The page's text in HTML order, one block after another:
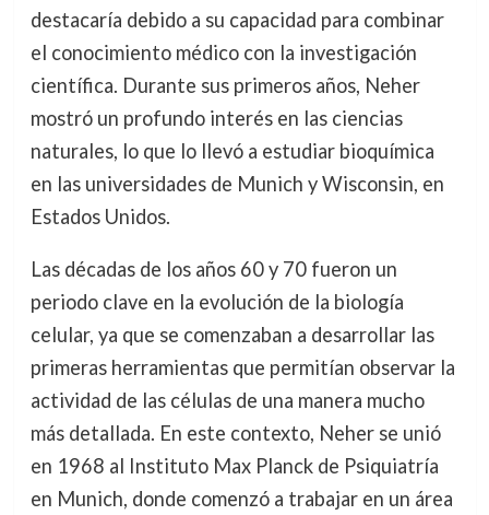
destacaría debido a su capacidad para combinar
el conocimiento médico con la investigación
científica. Durante sus primeros años, Neher
mostró un profundo interés en las ciencias
naturales, lo que lo llevó a estudiar bioquímica
en las universidades de Munich y Wisconsin, en
Estados Unidos.
Las décadas de los años 60 y 70 fueron un
periodo clave en la evolución de la biología
celular, ya que se comenzaban a desarrollar las
primeras herramientas que permitían observar la
actividad de las células de una manera mucho
más detallada. En este contexto, Neher se unió
en 1968 al Instituto Max Planck de Psiquiatría
en Munich, donde comenzó a trabajar en un área